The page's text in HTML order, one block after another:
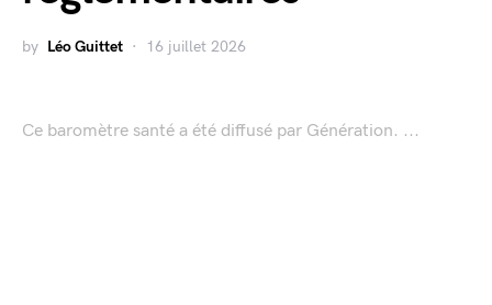
by Léo Guittet 16 juillet 2026
Ce baromètre santé a été diffusé par Génération. ...